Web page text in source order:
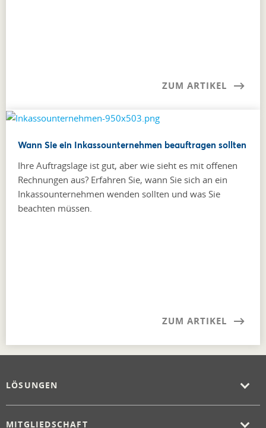
ZUM ARTIKEL
Wann Sie ein Inkassounternehmen beauftragen sollten
Ihre Auftragslage ist gut, aber wie sieht es mit offenen
Rechnungen aus? Erfahren Sie, wann Sie sich an ein
Inkassounternehmen wenden sollten und was Sie
beachten müssen.
ZUM ARTIKEL
LÖSUNGEN
MITGLIEDSCHAFT